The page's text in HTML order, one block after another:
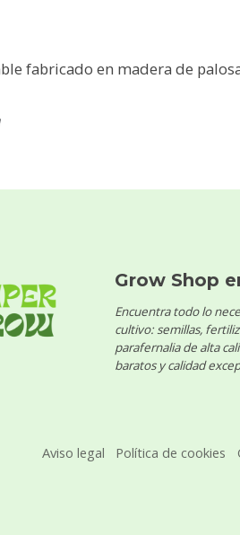
fabricado en madera de
Grow Shop
Encuentra todo lo
cultivo: semillas,
parafernalia de alta
baratos y calidad
Aviso legal Política de cookies